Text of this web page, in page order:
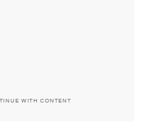
WITH CONTENT